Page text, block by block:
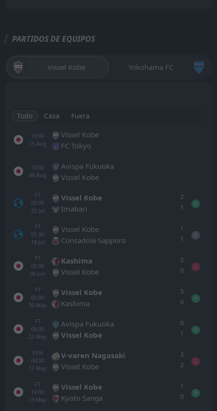
PARTIDOS DE EQUIPOS
Vissel Kobe Yokohama FC
Todo Casa Fuera
10:00
15 Aug
Vissel Kobe
FC Tokyo
10:00
08 Aug
Avispa Fukuoka
Vissel Kobe
FT
02:00
22 Jul
Vissel Kobe
Imabari
2
1
W
FT
01:30
18 Jul
Vissel Kobe
Consadole Sapporo
1
1
D
FT
05:00
06 Jun
Kashima
Vissel Kobe
2
0
L
FT
05:00
30 May
Vissel Kobe
Kashima
5
0
W
FT
05:00
23 May
Avispa Fukuoka
Vissel Kobe
0
1
W
PEN
04:00
17 May
V-varen Nagasaki
Vissel Kobe
3
2
L
FT
10:00
13 May
Vissel Kobe
Kyoto Sanga
1
0
W